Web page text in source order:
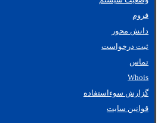
فروم
دانش محور
ثبت درخواست
تماس
Whois
گزارش سوءاستفاده
قوانین سایت